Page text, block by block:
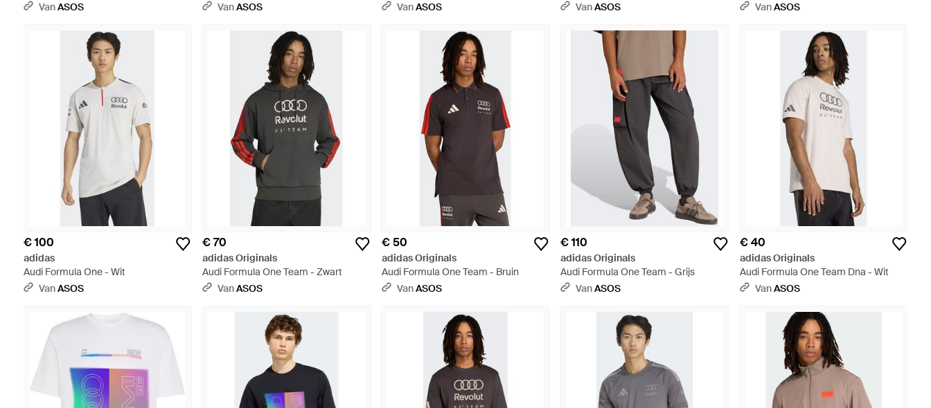
Blauw
VanASOS
VanASOS
VanASOS
VanASOS
VanASOS
€ 100
adidas
Audi Formula One - Wit
VanASOS
€ 70
adidas Originals
Audi Formula One Team - Zwart
VanASOS
€ 50
adidas Originals
Audi Formula One Team - Bruin
VanASOS
€ 110
adidas Originals
Audi Formula One Team - Grijs
VanASOS
€ 40
adidas Originals
Audi Formula One Team Dna - Wit
VanASOS